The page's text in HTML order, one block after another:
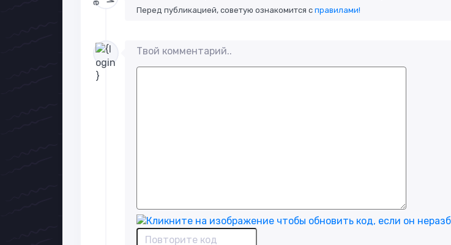
Перед публикацией, советую ознакомится справилами!
Твой комментарий..